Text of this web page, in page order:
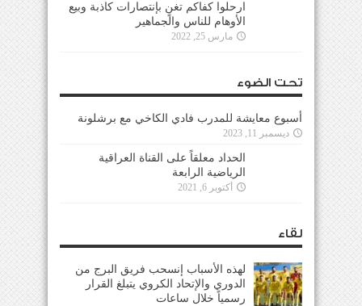
ارحلوا كفاكم تغنٍ بإنتصارات كاذبة وبيع
الأوهام للناس والجماهير
مارس 25, 2022
تحت الضوء
أسبوع معايشة للمدرب فادي الكاخي مع برشلونة
ديسمبر 11, 2023
الحداد معلقاً على القناة العراقية
الرياضية الرابعة
أكتوبر 6, 2021
لقاء
لهذه الأسباب إنسحب فريق البرج من
الدوري والإتحاد الكروي يتبلغ القرار
رسمياً خلال ساعات